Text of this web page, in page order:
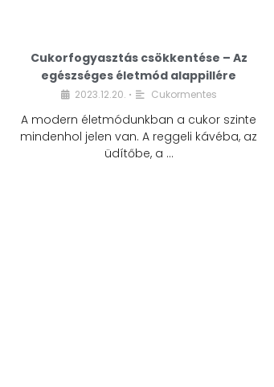
Cukorfogyasztás csökkentése – Az
egészséges életmód alappillére
2023.12.20. • Cukormentes
A modern életmódunkban a cukor szinte
mindenhol jelen van. A reggeli kávéba, az
üdítőbe, a …
Cukorfogyasztás
egészséges életmód
alappillére